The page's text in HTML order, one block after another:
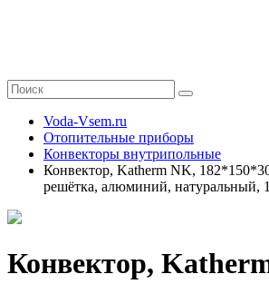
Voda-Vsem.ru
Отопительные приборы
Конвекторы внутрипольные
Конвектор, Katherm NK,
решётка, алюминий, натуральный,
Конвектор,